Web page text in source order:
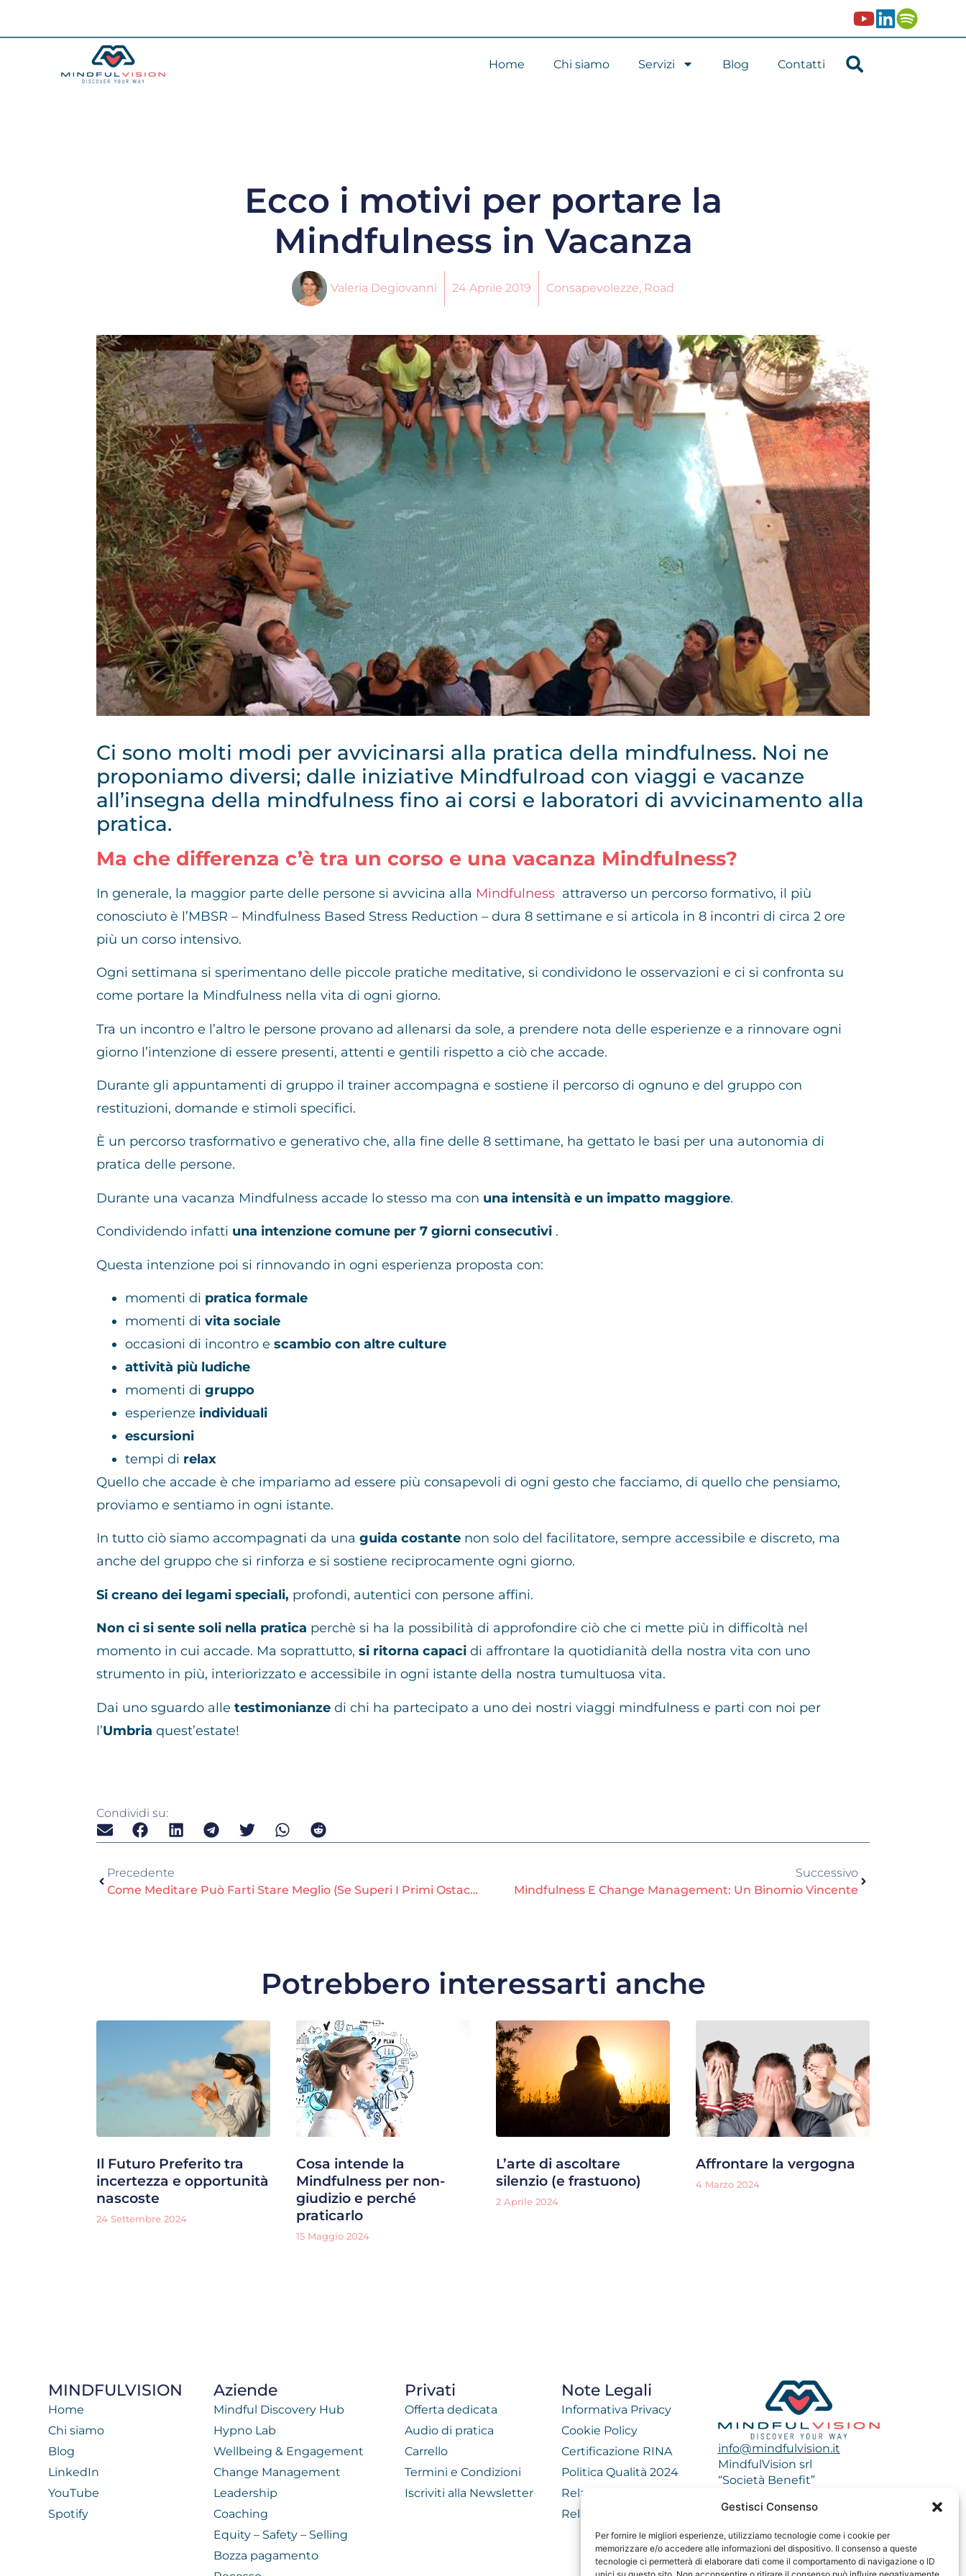
Gestisci Consenso
Per fornire le migliori esperienze, utilizziamo tecnologie come i cookie per
memorizzare e/o accedere alle informazioni del dispositivo. Il consenso a queste
tecnologie ci permetterà di elaborare dati come il comportamento di navigazione o ID
Home Chi siamo Servizi Blog Contatti
Ecco i motivi per portare la
Mindfulness in Vacanza
Valeria Degiovanni 24 Aprile 2019 Consapevolezze, Road
Ci sono molti modi per avvicinarsi alla pratica della mindfulness. Noi ne
proponiamo diversi; dalle iniziative Mindfulroad con viaggi e vacanze
all’insegna della mindfulness fino ai corsi e laboratori di avvicinamento alla
pratica.
Ma che differenza c’è tra un corso e una vacanza Mindfulness?
In generale, la maggior parte delle persone si avvicina alla Mindfulness attraverso un percorso formativo, il più
conosciuto è l’MBSR – Mindfulness Based Stress Reduction – dura 8 settimane e si articola in 8 incontri di circa 2 ore
più un corso intensivo.
Ogni settimana si sperimentano delle piccole pratiche meditative, si condividono le osservazioni e ci si confronta su
come portare la Mindfulness nella vita di ogni giorno.
Tra un incontro e l’altro le persone provano ad allenarsi da sole, a prendere nota delle esperienze e a rinnovare ogni
giorno l’intenzione di essere presenti, attenti e gentili rispetto a ciò che accade.
Durante gli appuntamenti di gruppo il trainer accompagna e sostiene il percorso di ognuno e del gruppo con
restituzioni, domande e stimoli specifici.
È un percorso trasformativo e generativo che, alla fine delle 8 settimane, ha gettato le basi per una autonomia di
pratica delle persone.
Durante una vacanza Mindfulness accade lo stesso ma con una intensità e un impatto maggiore.
Condividendo infatti una intenzione comune per 7 giorni consecutivi .
Questa intenzione poi si rinnovando in ogni esperienza proposta con:
momenti di pratica formale
momenti divita sociale
occasioni di incontro escambio con altre culture
attività più ludiche
momenti digruppo
esperienze individuali
escursioni
tempi di relax
Quello che accade è che impariamo ad essere più consapevoli di ogni gesto che facciamo, di quello che pensiamo,
proviamo e sentiamo in ogni istante.
In tutto ciò siamo accompagnati da unaguida costante non solo del facilitatore, sempre accessibile e discreto, ma
anche del gruppo che si rinforza e si sostiene reciprocamente ogni giorno.
Si creano dei legami speciali, profondi, autentici con persone affini.
Non ci si sente soli nella pratica perchè si ha la possibilità di approfondire ciò che ci mette più in difficoltà nel
momento in cui accade. Ma soprattutto,si ritorna capaci di affrontare la quotidianità della nostra vita con uno
strumento in più, interiorizzato e accessibile in ogni istante della nostra tumultuosa vita.
Dai uno sguardo alletestimonianze di chi ha partecipato a uno dei nostri viaggi mindfulness e parti con noi per
l’Umbria quest’estate!
Condividi su:
Precedente
Come Meditare Può Farti Stare Meglio (se Superi I Primi Ostacoli)
Successivo
Mindfulness E Change Management: Un Binomio Vincente
Potrebbero interessarti anche
Il Futuro Preferito tra
incertezza e opportunità
nascoste
24 Settembre 2024
Cosa intende la
Mindfulness per non-
giudizio e perché
praticarlo
15 Maggio 2024
L’arte di ascoltare
silenzio (e frastuono)
2 Aprile 2024
Affrontare la vergogna
4 Marzo 2024
MINDFULVISION
Home
Chi siamo
Blog
LinkedIn
YouTube
Spotify
Aziende
Mindful Discovery Hub
Hypno Lab
Wellbeing & Engagement
Change Management
Leadership
Coaching
Equity – Safety – Selling
Bozza pagamento
Privati
Offerta dedicata
Audio di pratica
Carrello
Termini e Condizioni
Iscriviti alla Newsletter
Note Legali
Informativa Privacy
Cookie Policy
Certificazione RINA
Politica Qualità 2024
Relazione di impatto 2023
Relazione di impatto 2024
info@mindfulvision.it
MindfulVision srl
“Società Benefit”
C.F. / P. IVA: 12706961005